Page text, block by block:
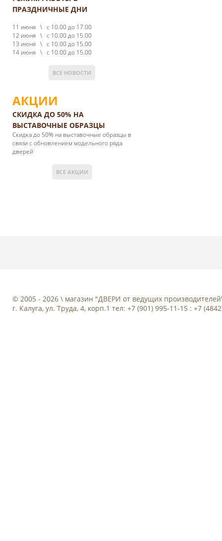
ПРАЗДНИЧНЫЕ ДНИ
11 июня \ с 10.00 до 17.00
12 июня \ с 10.00 до 15.00
13 июня \ с 10.00 до 15.00
14 июня \ с 10.00 до 15.00
ВСЕ НОВОСТИ
АКЦИИ
СКИДКА ДО 50% НА
ВЫСТАВОЧНЫЕ ОБРАЗЦЫ
Cкидка до 50% на выставочные образцы в
связи с обновлением модельного ряда
дверей
ВСЕ АКЦИИ
© 2005 - 2026 \ магазин "ДВЕРИ от ведущих
г. Калуга, ул. Труда, 4, корп.1 тел: +7 (901) 995-11-15 : +7